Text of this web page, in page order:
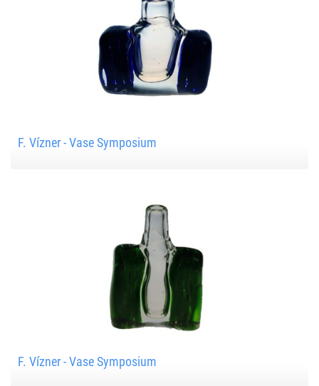
F. Vízner - Vase Symposium
F. Vízner - Vase Symposium